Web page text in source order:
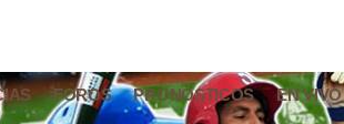
FOROS PRONÓSTICOS EN VIVO